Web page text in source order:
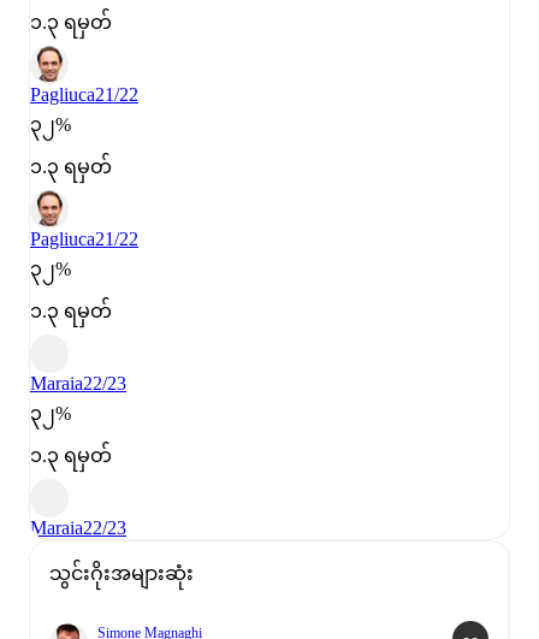
၁.၃ ရမှတ်
Pagliuca21/22
၃၂%
၁.၃ ရမှတ်
Pagliuca21/22
၃၂%
၁.၃ ရမှတ်
Maraia22/23
၃၂%
၁.၃ ရမှတ်
Maraia22/23
သွင်းဂိုးအများဆုံး
Simone Magnaghi